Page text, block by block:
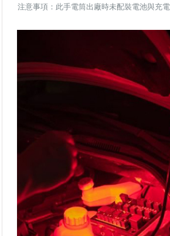
加入購物車
張/100張) 射擊靶紙 加厚 厚版3mm
IPSC 練習靶紙
NT$300元 NT$ 元
加入購物車
【翔
瓦斯
注意事項：此手電筒出廠時未配裝電池與充電